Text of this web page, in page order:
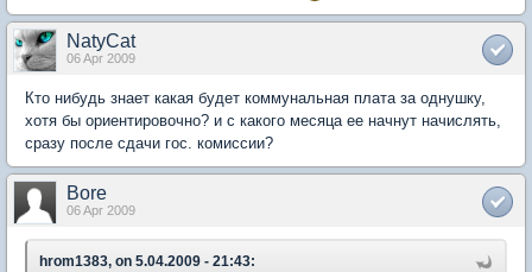
NatyCat
06 Apr 2009
Кто нибудь знает какая будет коммунальная плата за однушку,
хотя бы ориентировочно? и с какого месяца ее начнут начислять,
сразу после сдачи гос. комиссии?
Bore
06 Apr 2009
hrom1383, on 5.04.2009 - 21:43: